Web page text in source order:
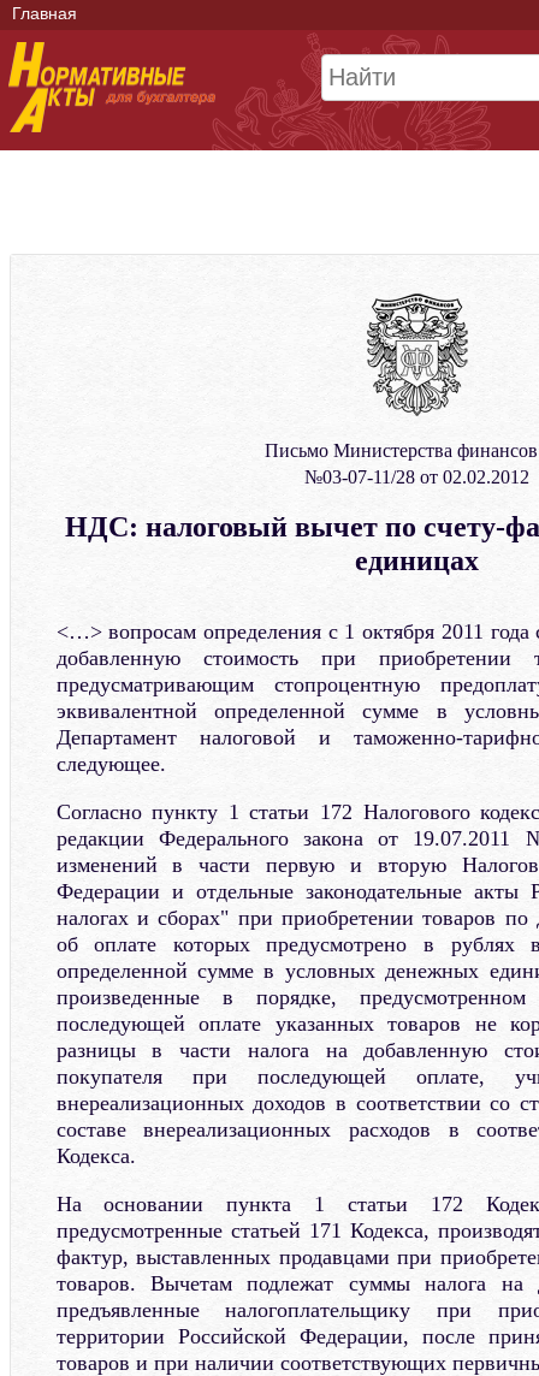
Главная
Письмо Министерства
№03-07-11/28 от 02.02.2012
НДС: налоговый вычет по счету-
единицах
<…> вопросам определения с 1 октября 2011
добавленную стоимость при приобретении
предусматривающим стопроцентную
эквивалентной определенной сумме в
Департамент налоговой и таможенно-
следующее.
Согласно пункту 1 статьи 172 Налогового
редакции Федерального закона от
изменений в части первую и вторую
Федерации и отдельные законодательные акты
налогах и сборах" при приобретении товаров по
об оплате которых предусмотрено в рублях
определенной сумме в условных денежных
произведенные в порядке,
последующей оплате указанных товаров не
разницы в части налога на добавленную
покупателя при последующей оплате,
внереализационных доходов в соответствии со
составе внереализационных расходов в
Кодекса.
На основании пункта 1 статьи 172
предусмотренные статьей 171 Кодекса,
фактур, выставленных продавцами при
товаров. Вычетам подлежат суммы налога на
предъявленные налогоплательщику при
территории Российской Федерации, после
товаров и при наличии соответствующих